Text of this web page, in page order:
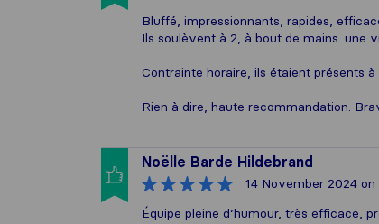
Bluffé, impressionnants, rapides,
Ils soulèvent à 2, à bout de mains. une
Contrainte horaire, ils étaient présents
Rien à dire, haute recommandation.
Noëlle Barde Hildebrand
14 November 2024 on
Équipe pleine d’humour, très efficace,